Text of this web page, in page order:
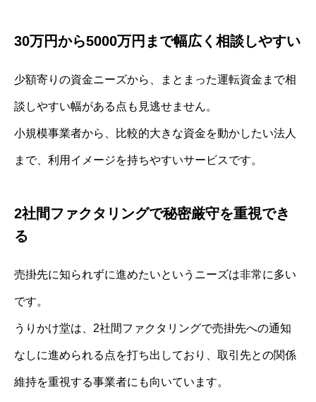
30万円から5000万円まで幅広く相談しやすい
少額寄りの資金ニーズから、まとまった運転資金まで相
談しやすい幅がある点も見逃せません。
小規模事業者から、比較的大きな資金を動かしたい法人
まで、利用イメージを持ちやすいサービスです。
2社間ファクタリングで秘密厳守を重視でき
る
売掛先に知られずに進めたいというニーズは非常に多い
です。
うりかけ堂は、2社間ファクタリングで売掛先への通知
なしに進められる点を打ち出しており、取引先との関係
維持を重視する事業者にも向いています。